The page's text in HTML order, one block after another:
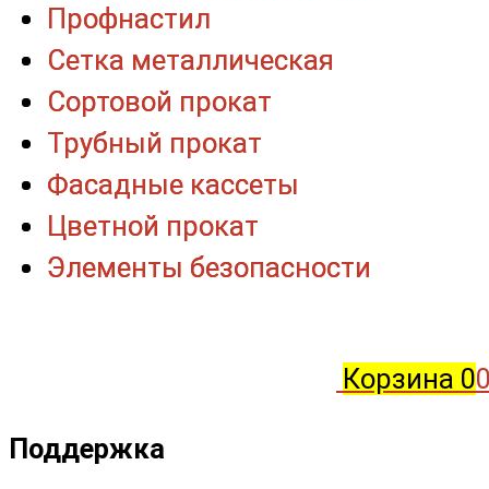
Корзина 0
Поддержка
Профнастил
Сетка металлическая
Сортовой прокат
Трубный прокат
Фасадные кассеты
Цветной прокат
Элементы безопасности
Профнастил
Сетка металлическая
Сортовой прокат
Трубный прокат
Фасадные кассеты
Цветной прокат
Элементы безопасности